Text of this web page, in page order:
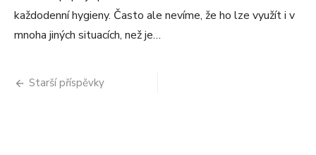
každodenní hygieny. Často ale nevíme, že ho lze využít i v
mnoha jiných situacích, než je…
Navigace
Starší příspěvky